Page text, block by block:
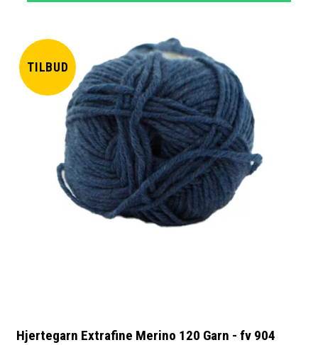
TILBUD
Hjertegarn Extrafine Merino 120 Garn - fv 904